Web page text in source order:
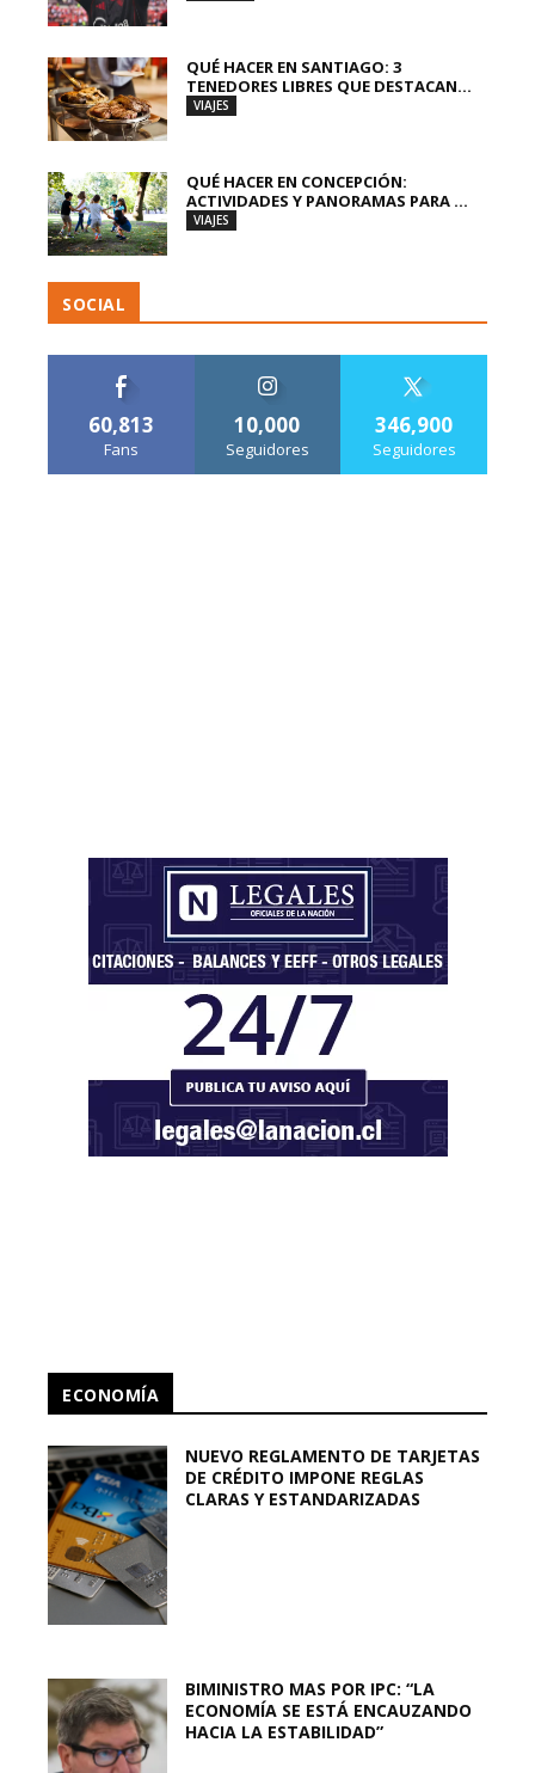
QUÉ HACER EN SANTIAGO: 3
TENEDORES LIBRES QUE DESTACAN...
VIAJES
QUÉ HACER EN CONCEPCIÓN:
ACTIVIDADES Y PANORAMAS PARA ...
VIAJES
SOCIAL
60,813
Fans
10,000
Seguidores
346,900
Seguidores
ECONOMÍA
NUEVO REGLAMENTO DE TARJETAS
DE CRÉDITO IMPONE REGLAS
CLARAS Y ESTANDARIZADAS
BIMINISTRO MAS POR IPC: “LA
ECONOMÍA SE ESTÁ ENCAUZANDO
HACIA LA ESTABILIDAD”